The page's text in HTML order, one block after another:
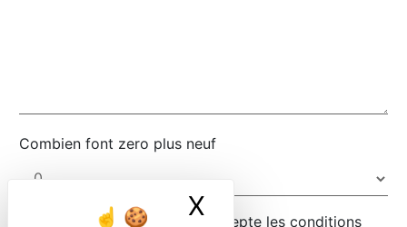
X Masquer le
Combien font zero plus neuf
En cochant cette case, j'accepte les conditions